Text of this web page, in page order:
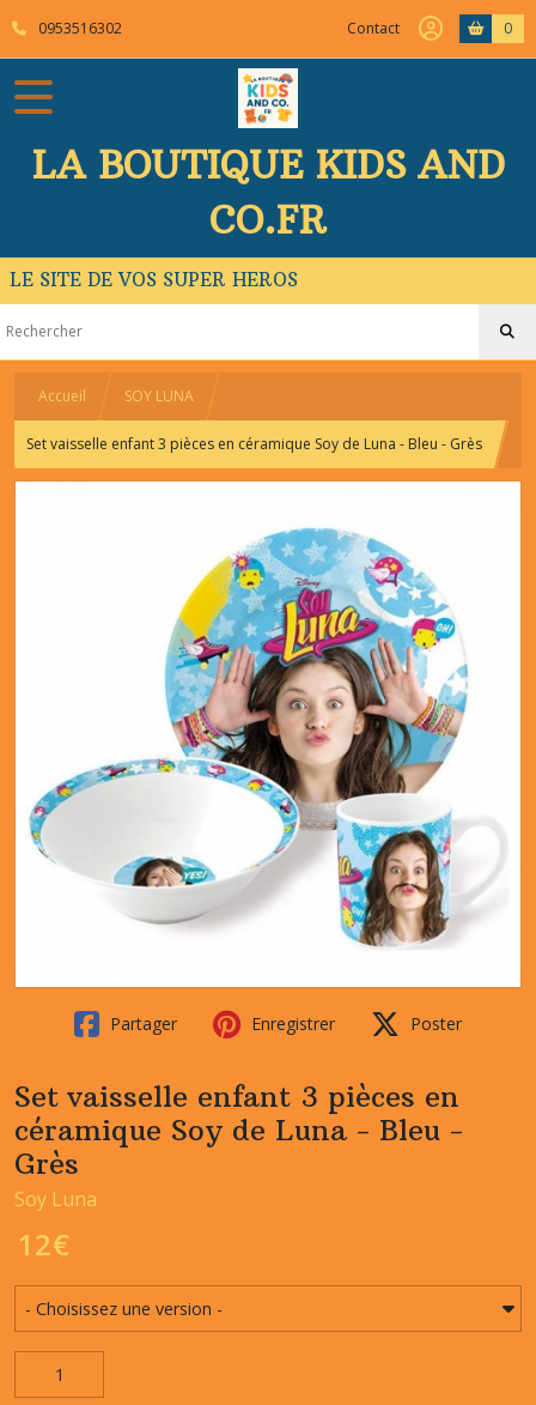
0953516302 Contact 0
LA BOUTIQUE KIDS AND
CO.FR
LE SITE DE VOS SUPER HEROS
Accueil SOY LUNA
Set vaisselle enfant 3 pièces en céramique Soy de Luna - Bleu - Grès
Partager Enregistrer Poster
Set vaisselle enfant 3 pièces en
céramique Soy de Luna - Bleu -
Grès
Soy Luna
12€